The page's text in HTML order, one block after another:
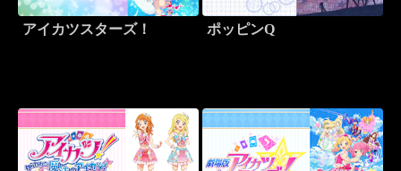
アイカツスターズ！ ポッピンQ